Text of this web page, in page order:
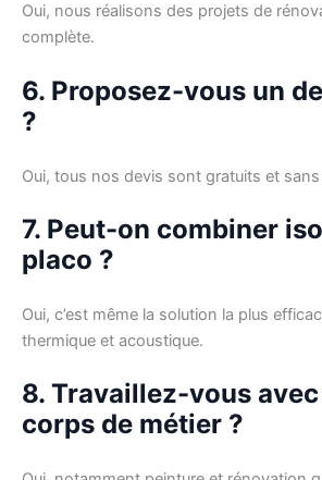
Oui, nous réalisons des projets de
complète.
6. Proposez-vous un
?
Oui, tous nos devis sont gratuits et
7. Peut-on combiner
placo ?
Oui, c’est même la solution la plus
thermique et acoustique.
8. Travaillez-vous avec
corps de métier ?